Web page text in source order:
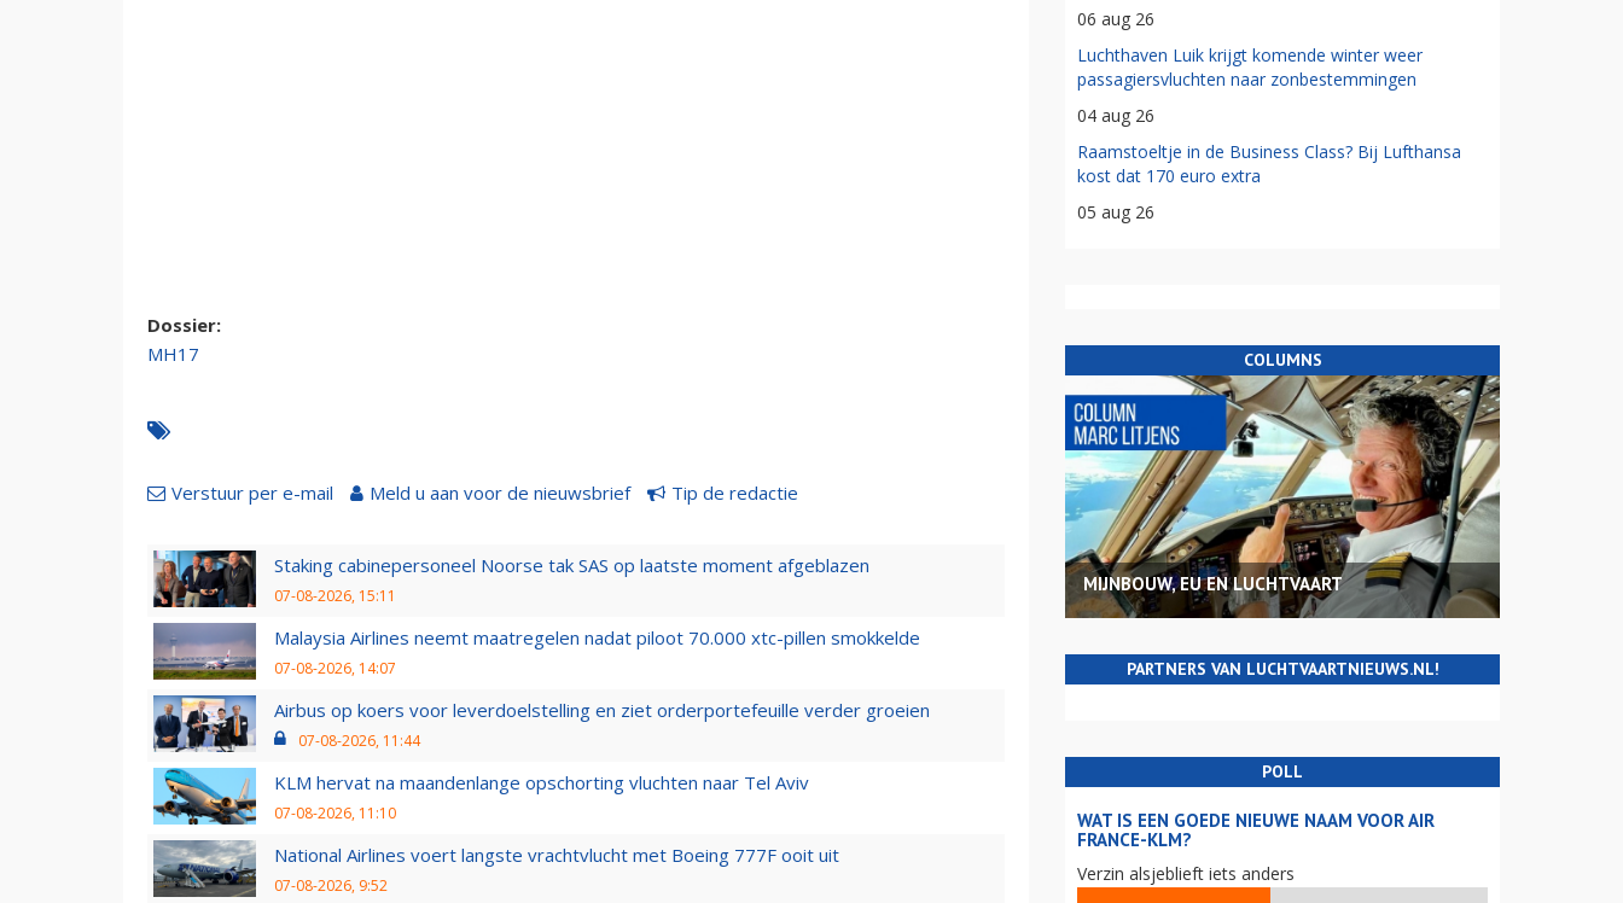
Dossier:
MH17
Verstuur per e-mail Meld u aan voor de nieuwsbrief Tip de redactie
Staking cabinepersoneel Noorse tak SAS op laatste moment afgeblazen
07-08-2026, 15:11
Malaysia Airlines neemt maatregelen nadat piloot 70.000 xtc-pillen smokkelde
07-08-2026, 14:07
Airbus op koers voor leverdoelstelling en ziet orderportefeuille verder groeien
07-08-2026, 11:44
KLM hervat na maandenlange opschorting vluchten naar Tel Aviv
07-08-2026, 11:10
National Airlines voert langste vrachtvlucht met Boeing 777F ooit uit
07-08-2026, 9:52
06 aug 26
Luchthaven Luik krijgt komende winter weer
passagiersvluchten naar zonbestemmingen
04 aug 26
Raamstoeltje in de Business Class? Bij Lufthansa
kost dat 170 euro extra
05 aug 26
COLUMNS
MIJNBOUW, EU EN LUCHTVAART
PARTNERS VAN LUCHTVAARTNIEUWS.NL!
POLL
WAT IS EEN GOEDE NIEUWE NAAM VOOR AIR
FRANCE-KLM?
Verzin alsjeblieft iets anders